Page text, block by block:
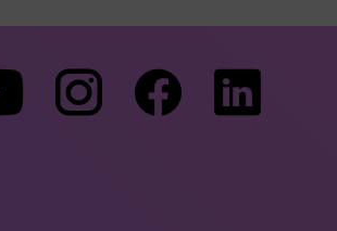
Zu
unserer
Zu
unserer
Zu
unserer